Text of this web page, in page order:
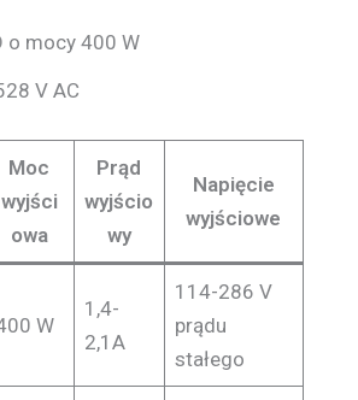
o mocy 400 W
V AC
Moc
wyjści
owa
Prąd
wyjścio
wy
Napięcie
wyjściowe
W
1,4-
2,1A
114-286 V
prądu
stałego